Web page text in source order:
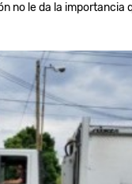
no le da la importancia